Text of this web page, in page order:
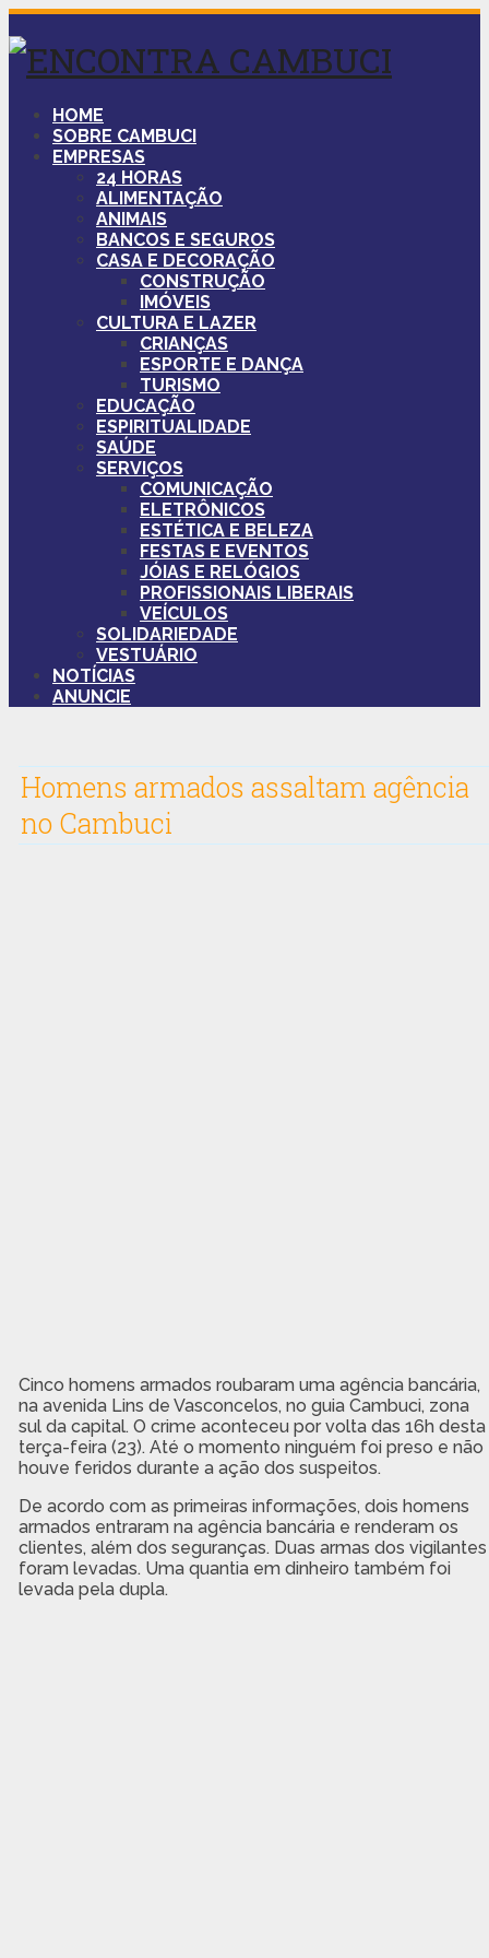
HOME
SOBRE CAMBUCI
EMPRESAS
24 HORAS
ALIMENTAÇÃO
ANIMAIS
BANCOS E SEGUROS
CASA E DECORAÇÃO
CONSTRUÇÃO
IMÓVEIS
CULTURA E LAZER
CRIANÇAS
ESPORTE E DANÇA
TURISMO
EDUCAÇÃO
ESPIRITUALIDADE
SAÚDE
SERVIÇOS
COMUNICAÇÃO
ELETRÔNICOS
ESTÉTICA E BELEZA
FESTAS E EVENTOS
JÓIAS E RELÓGIOS
PROFISSIONAIS LIBERAIS
VEÍCULOS
SOLIDARIEDADE
VESTUÁRIO
NOTÍCIAS
ANUNCIE
Homens armados assaltam agência
‎no Cambuci
Cinco homens armados roubaram uma agência bancária,
na avenida Lins de Vasconcelos, no guia Cambuci, zona
sul da capital. O crime aconteceu por volta das 16h desta
terça-feira (23). Até o momento ninguém foi preso e não
houve feridos durante a ação dos suspeitos.
De acordo com as primeiras informações, dois homens
armados entraram na agência bancária e renderam os
clientes, além dos seguranças. Duas armas dos vigilantes
foram levadas. Uma quantia em dinheiro também foi
levada pela dupla.